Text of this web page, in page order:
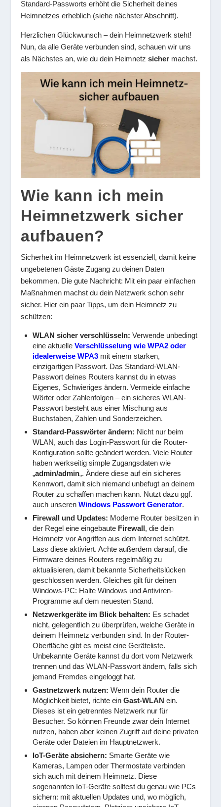
Standard-Passworts erhöht die Sicherheit deines
Heimnetzes erheblich (siehe nächster Abschnitt).
Herzlichen Glückwunsch – dein Heimnetzwerk steht!
Nun, da alle Geräte verbunden sind, schauen wir uns
als Nächstes an, wie du dein Heimnetzsicher machst.
Wie kann ich mein
Heimnetzwerk sicher
aufbauen?
Sicherheit im Heimnetzwerk ist essenziell, damit keine
ungebetenen Gäste Zugang zu deinen Daten
bekommen. Die gute Nachricht: Mit ein paar einfachen
Maßnahmen machst du dein Netzwerk schon sehr
sicher. Hier ein paar Tipps, um dein Heimnetz zu
schützen:
WLAN sicher verschlüsseln: Verwende unbedingt
eine aktuelleVerschlüsselung wie WPA2 oder
idealerweise WPA3 mit einem starken,
einzigartigen Passwort. Das Standard-WLAN-
Passwort deines Routers kannst du in etwas
Eigenes, Schwieriges ändern. Vermeide einfache
Wörter oder Zahlenfolgen – ein sicheres WLAN-
Passwort besteht aus einer Mischung aus
Buchstaben, Zahlen und Sonderzeichen.
Standard-Passwörter ändern: Nicht nur beim
WLAN, auch das Login-Passwort für die Router-
Konfiguration sollte geändert werden. Viele Router
haben werkseitig simple Zugangsdaten wie
„admin/admin„. Ändere diese auf ein sicheres
Kennwort, damit sich niemand unbefugt an deinem
Router zu schaffen machen kann. Nutzt dazu ggf.
auch unserenWindows Passwort Generator.
Firewall und Updates: Moderne Router besitzen in
der Regel eine eingebaute Firewall, die dein
Heimnetz vor Angriffen aus dem Internet schützt.
Lass diese aktiviert. Achte außerdem darauf, die
Firmware deines Routers regelmäßig zu
aktualisieren, damit bekannte Sicherheitslücken
geschlossen werden. Gleiches gilt für deinen
Windows-PC: Halte Windows und Antiviren-
Programme auf dem neuesten Stand.
Netzwerkgeräte im Blick behalten: Es schadet
nicht, gelegentlich zu überprüfen, welche Geräte in
deinem Heimnetz verbunden sind. In der Router-
Oberfläche gibt es meist eine Geräteliste.
Unbekannte Geräte kannst du dort vom Netzwerk
trennen und das WLAN-Passwort ändern, falls sich
jemand Fremdes eingeloggt hat.
Gastnetzwerk nutzen: Wenn dein Router die
Möglichkeit bietet, richte einGast-WLAN ein.
Dieses ist ein getrenntes Netzwerk nur für
Besucher. So können Freunde zwar dein Internet
nutzen, haben aber keinen Zugriff auf deine privaten
Geräte oder Dateien im Hauptnetzwerk.
IoT-Geräte absichern: Smarte Geräte wie
Kameras, Lampen oder Thermostate verbinden
sich auch mit deinem Heimnetz. Diese
sogenannten IoT-Geräte solltest du genau wie PCs
sichern: mit aktuellen Updates und, wo möglich,